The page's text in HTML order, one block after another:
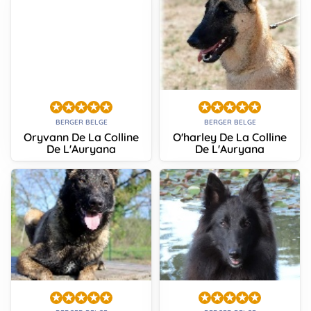
BERGER BELGE
Oryvann De La Colline
De L'Auryana
BERGER BELGE
O'harley De La Colline
De L'Auryana